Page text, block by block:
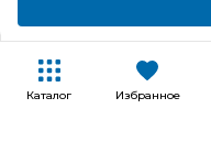
Каталог Избранное
Покупателям